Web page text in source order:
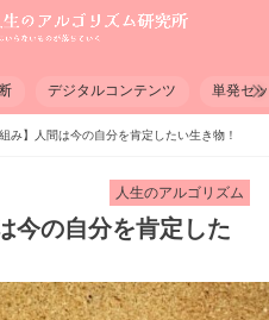
デジタルコンテンツ 単発セ
組み】人間は今の自分を肯定したい生き物！
人生のアルゴリズム
今の自分を肯定した